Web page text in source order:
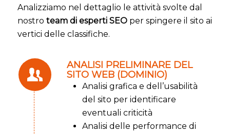
Analizziamo nel dettaglio le attività svolte dal
nostro team di esperti SEOper spingere il sito ai
vertici delle classifiche.
ANALISI PRELIMINARE DEL
SITO WEB (DOMINIO)
Analisi grafica e dell’usabilità
del sito per identificare
eventuali criticità
Analisi delle performance di